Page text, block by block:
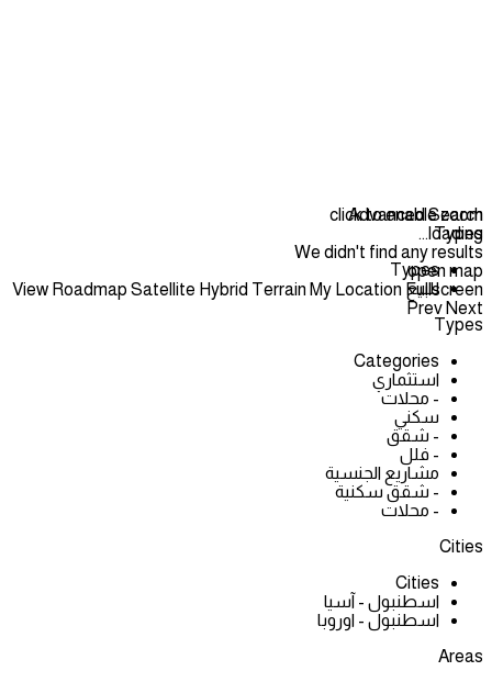
click to enable zoom
loading...
We didn't find any results
open map
View Roadmap Satellite Hybrid Terrain My Location Fullscreen
Prev Next
Advanced Search
Types
Types
للبيع
Types
Categories
استثماري
- محلات
سكني
- شقق
- فلل
مشاريع الجنسية
- شقق سكنية
- محلات
Cities
Cities
اسطنبول - آسيا
اسطنبول - اوروبا
Areas